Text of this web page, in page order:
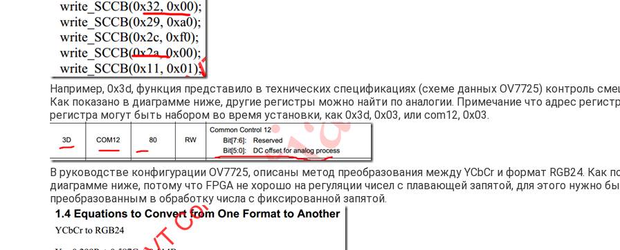
Например, 0x3d, функция представило в технических спецификациях (схеме данных OV7725) контроль
Как показано в диаграмме ниже, другие регистры можно найти по аналогии. Примечание что адрес
регистра могут быть набором во время установки, как 0x3d, 0x03, или com12, 0x03.
В руководстве конфигурации OV7725, описаны метод преобразования между YCbCr и формат RGB24. Как
диаграмме ниже, потому что FPGA не хорошо на регуляции чисел с плавающей запятой, для этого нужно
преобразованным в обработку числа с фиксированной запятой.